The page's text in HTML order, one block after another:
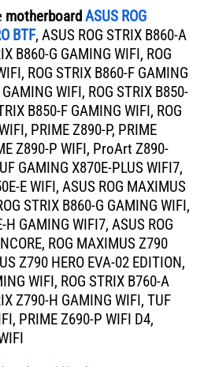
motherboardASUS ROG
BTF, ASUS ROG STRIX B860-A
B860-G GAMING WIFI, ROG
ROG STRIX B860-F GAMING
WIFI, ROG STRIX B850-
B850-F GAMING WIFI, ROG
PRIME Z890-P, PRIME
Z890-P WIFI, ProArt Z890-
GAMING X870E-PLUS WIFI7,
E WIFI, ASUS ROG MAXIMUS
STRIX B860-G GAMING WIFI,
H GAMING WIFI7, ASUS ROG
ROG MAXIMUS Z790
Z790 HERO EVA-02 EDITION,
WIFI, ROG STRIX B760-A
Z790-H GAMING WIFI, TUF
PRIME Z690-P WIFI D4,